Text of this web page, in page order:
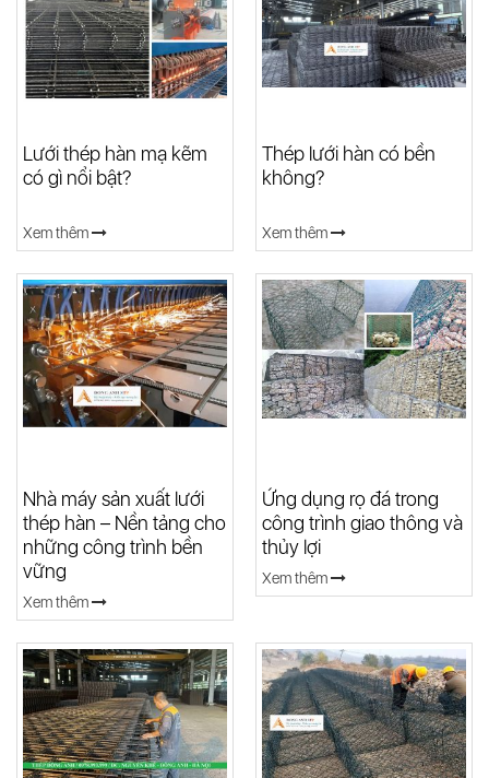
Lưới thép hàn mạ kẽm
có gì nổi bật?
Xem thêm
Thép lưới hàn có bền
không?
Xem thêm
Nhà máy sản xuất lưới
thép hàn – Nền tảng cho
những công trình bền
vững
Xem thêm
Ứng dụng rọ đá trong
công trình giao thông và
thủy lợi
Xem thêm